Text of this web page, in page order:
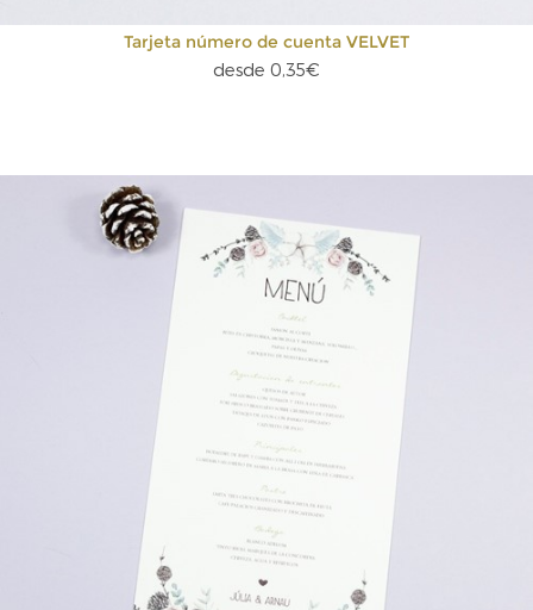
Tarjeta número de cuenta VELVET
desde 0,35€